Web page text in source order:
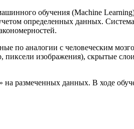
обучения (Machine
определенных данных.
по аналогии с человеческим
изображения), скрытые
размеченных данных. В ходе